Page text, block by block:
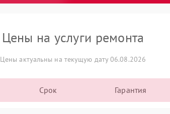
Цены на услуги ремонта
Цены актуальны на текущую дату 06.08.2026
Срок Гарантия